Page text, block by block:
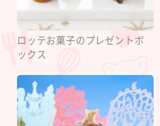
ロッテお菓子のプレゼントボ
ックス